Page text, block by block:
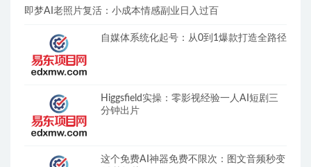
即梦AI老照片复活：小成本情感副业日入过百
自媒体系统化起号：从0到1爆款打造全路径
Higgsfield实操：零影视经验一人AI短剧三
分钟出片
这个免费AI神器免费不限次：图文音频秒变